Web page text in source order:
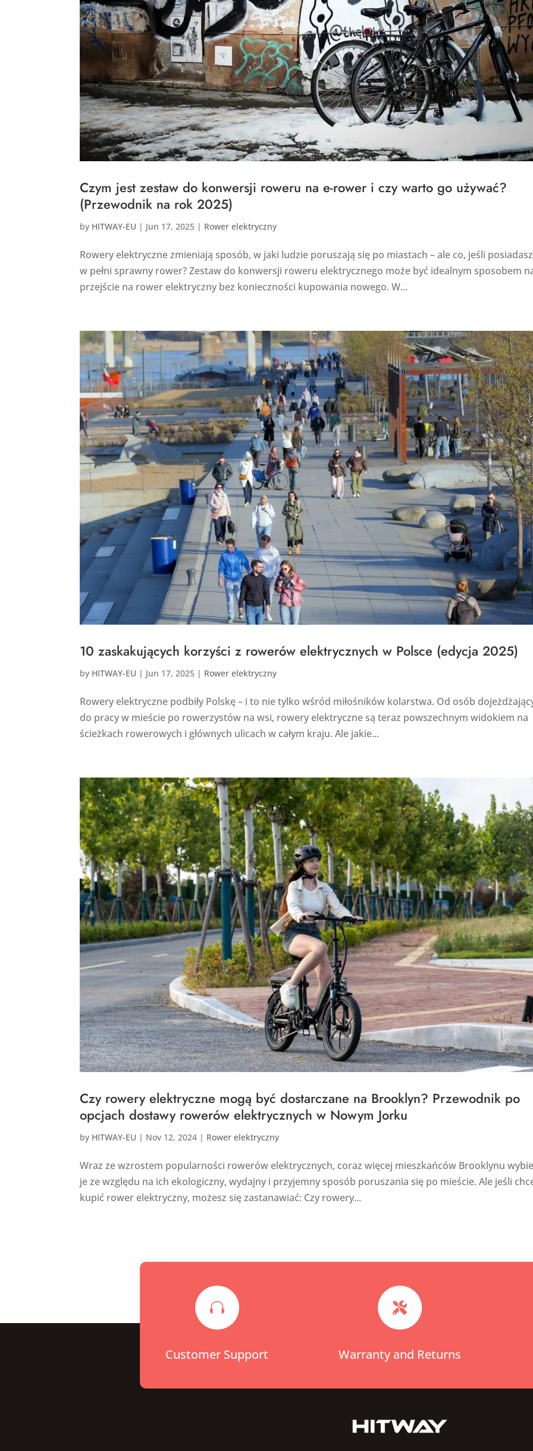
Czym jest zestaw do konwersji roweru na e-rower i czy warto go używać?
(Przewodnik na rok 2025)
by HITWAY-EU | Jun 17, 2025 | Rower elektryczny
Rowery elektryczne zmieniają sposób, w jaki ludzie poruszają się po miastach – ale co, jeśli
w pełni sprawny rower? Zestaw do konwersji roweru elektrycznego może być idealnym sposobem
przejście na rower elektryczny bez konieczności kupowania nowego. W...
10 zaskakujących korzyści z rowerów elektrycznych w Polsce (edycja 2025)
by HITWAY-EU | Jun 17, 2025 | Rower elektryczny
Rowery elektryczne podbiły Polskę – i to nie tylko wśród miłośników kolarstwa. Od osób
do pracy w mieście po rowerzystów na wsi, rowery elektryczne są teraz powszechnym widokiem na
ścieżkach rowerowych i głównych ulicach w całym kraju. Ale jakie...
Czy rowery elektryczne mogą być dostarczane na Brooklyn? Przewodnik po
opcjach dostawy rowerów elektrycznych w Nowym Jorku
by HITWAY-EU | Nov 12, 2024 | Rower elektryczny
Wraz ze wzrostem popularności rowerów elektrycznych, coraz więcej mieszkańców Brooklynu
je ze względu na ich ekologiczny, wydajny i przyjemny sposób poruszania się po mieście. Ale jeśli
kupić rower elektryczny, możesz się zastanawiać: Czy rowery...

Customer Support

Warranty and Returns